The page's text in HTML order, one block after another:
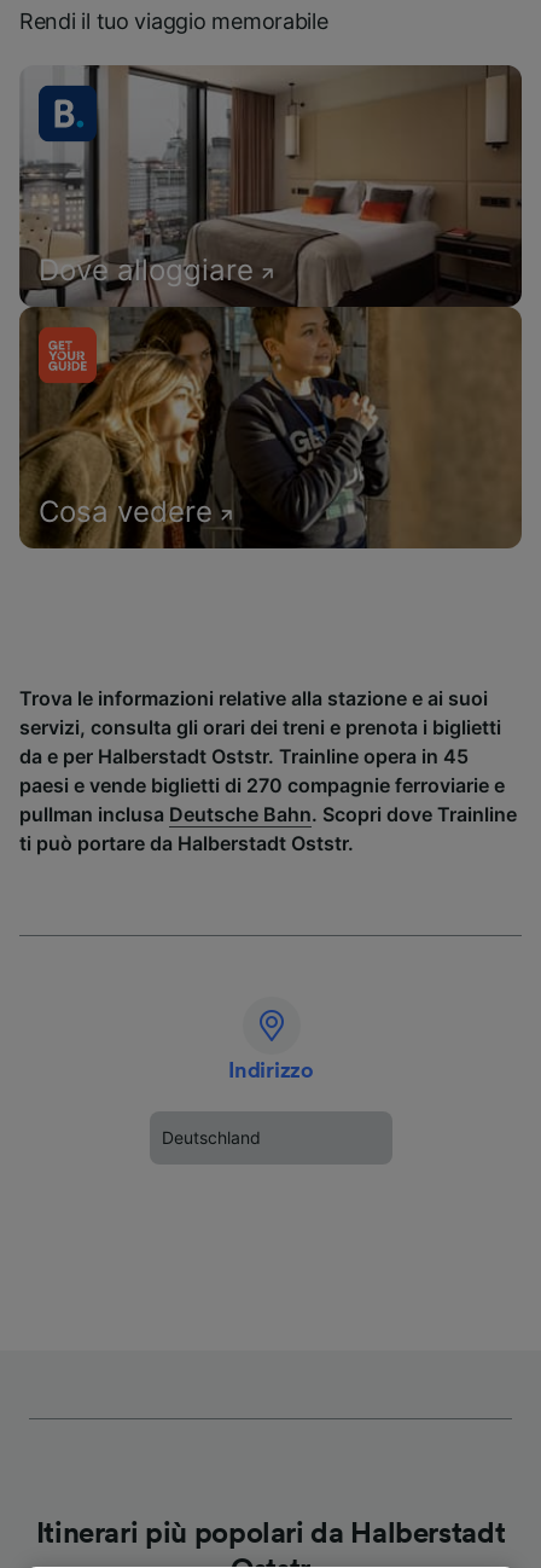
Rendi il tuo viaggio memorabile
Dove alloggiare
Cosa vedere
Trova le informazioni relative alla stazione e ai suoi
servizi, consulta gli orari dei treni e prenota i biglietti
da e per Halberstadt Oststr. Trainline opera in 45
paesi e vende biglietti di 270 compagnie ferroviarie e
pullman inclusa Deutsche Bahn. Scopri dove Trainline
ti può portare da Halberstadt Oststr.
Indirizzo
Deutschland
Itinerari più popolari da Halberstadt